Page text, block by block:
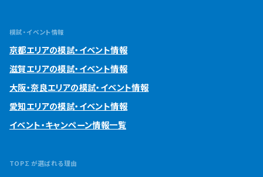
模試・イベント情報
京都エリアの模試・イベント情報
滋賀エリアの模試・イベント情報
大阪・奈良エリアの模試・イベント情報
愛知エリアの模試・イベント情報
イベント・キャンペーン情報一覧
TOP∑が選ばれる理由